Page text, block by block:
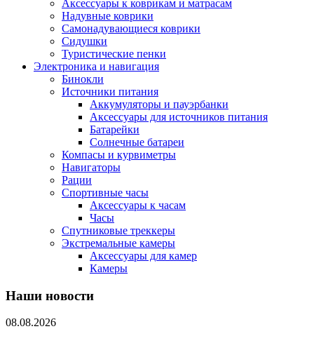
Аксессуары к коврикам и матрасам
Надувные коврики
Самонадувающиеся коврики
Сидушки
Туристические пенки
Электроника и навигация
Бинокли
Источники питания
Аккумуляторы и пауэрбанки
Аксессуары для источников питания
Батарейки
Солнечные батареи
Компасы и курвиметры
Навигаторы
Рации
Спортивные часы
Аксессуары к часам
Часы
Спутниковые треккеры
Экстремальные камеры
Аксессуары для камер
Камеры
Наши новости
08.08.2026